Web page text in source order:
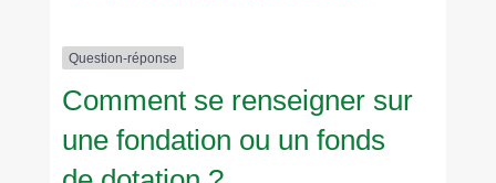
Question-réponse
Comment se renseigner sur
une fondation ou un fonds